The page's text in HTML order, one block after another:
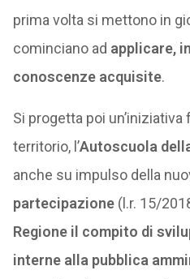
prima volta si mettono in
cominciano ad applicare,
conoscenze acquisite.
Si progetta poi
territorio, l’Autoscuola
anche su impulso della
partecipazione(l.r. 15/
Regione il compito di
interne alla pubblica